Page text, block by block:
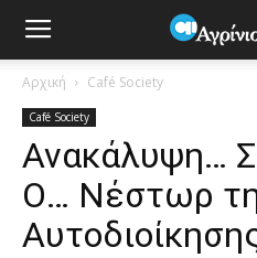
Αρχική Café Society
Café Society
Ανακάλυψη…
Ο… Νέστωρ